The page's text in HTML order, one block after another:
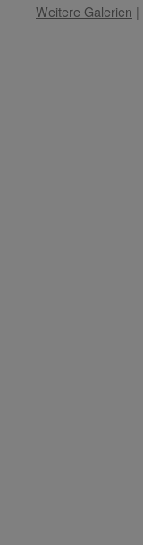
Weitere Galerien |